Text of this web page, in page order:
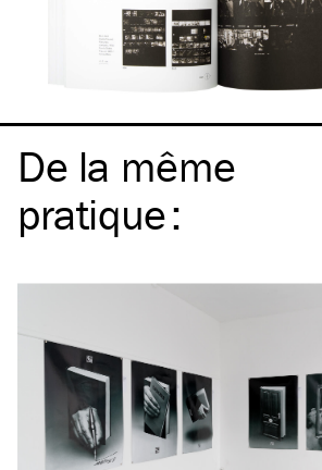
De la même
pratique: